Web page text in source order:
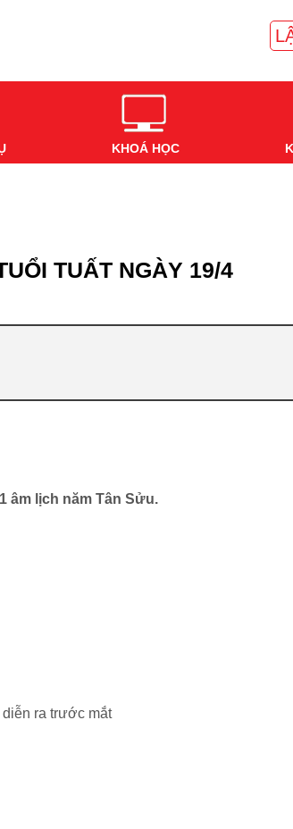
KHOÁ HỌC
TUẤT NGÀY 19/4
âm lịch năm Tân Sửu.
ra trước mắt